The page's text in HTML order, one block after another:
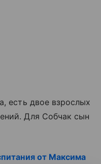
есть двое взрослых
Для Собчак сын
от Максима